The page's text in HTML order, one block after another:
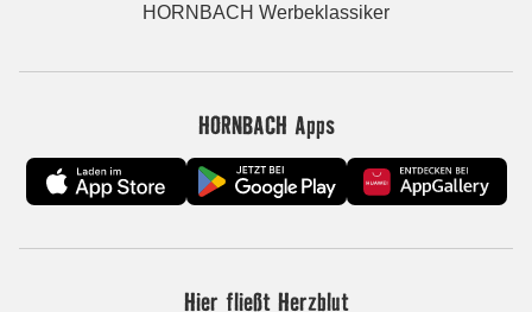
HORNBACH Werbeklassiker
HORNBACH Apps
Hier fließt Herzblut